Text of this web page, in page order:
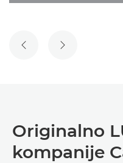
PRETHODNI SLAJD
SLEDEĆI
Originalno
kompanije